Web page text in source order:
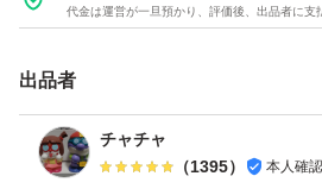
代金は運営が一旦預かり、評価後、出品者に支
出品者
チャチャ
（1395） 本人確